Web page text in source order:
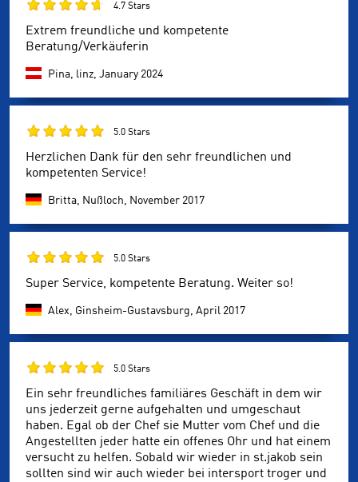
4.7 Stars
Extrem freundliche und kompetente
Beratung/Verkäuferin
Pina, linz, January 2024
5.0 Stars
Herzlichen Dank für den sehr freundlichen und
kompetenten Service!
Britta, Nußloch, November 2017
5.0 Stars
Super Service, kompetente Beratung. Weiter so!
Alex, Ginsheim-Gustavsburg, April 2017
5.0 Stars
Ein sehr freundliches familiäres Geschäft in dem wir
uns jederzeit gerne aufgehalten und umgeschaut
haben. Egal ob der Chef sie Mutter vom Chef und die
Angestellten jeder hatte ein offenes Ohr und hat einem
versucht zu helfen. Sobald wir wieder in st.jakob sein
sollten sind wir auch wieder bei intersport troger und